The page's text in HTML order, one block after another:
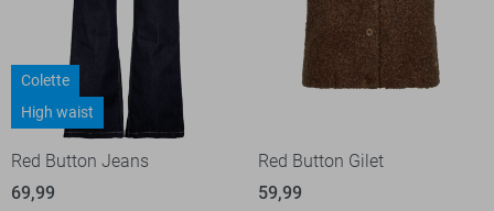
Colette
High waist
Red Button Jeans
69,99
Red Button Gilet
59,99